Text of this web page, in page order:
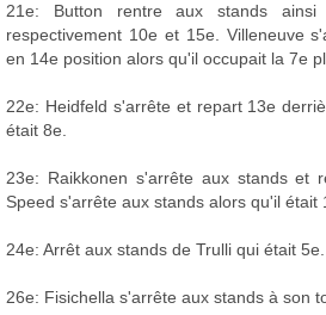
21e: Button rentre aux stands
respectivement 10e et 15e. Villeneuve
en 14e position alors qu'il occupait la 7e
22e: Heidfeld s'arrête et repart 13e
était 8e.
23e: Raikkonen s'arrête aux stands et
Speed s'arrête aux stands alors qu'il était
24e: Arrêt aux stands de Trulli qui était
26e: Fisichella s'arrête aux stands à son